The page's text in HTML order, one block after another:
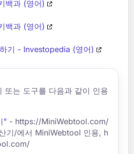
백과 (영어)
백과 (영어)
기 - Investopedia (영어)
또는 도구를 다음과 같이 인용
" - https://MiniWebtool.com/
기/에서 MiniWebtool 인용, h